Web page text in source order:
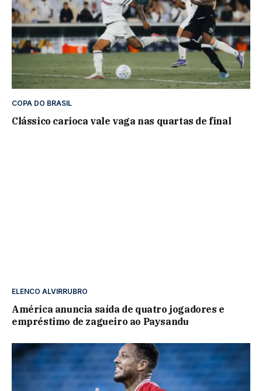
COPA DO BRASIL
Clássico carioca vale vaga nas quartas de final
ELENCO ALVIRRUBRO
América anuncia saída de quatro jogadores e
empréstimo de zagueiro ao Paysandu